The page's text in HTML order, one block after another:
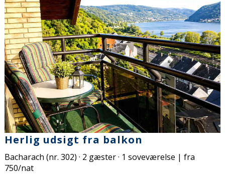
Herlig udsigt fra balkon
Bacharach (nr. 302) · 2 gæster · 1 soveværelse | fra
750/nat